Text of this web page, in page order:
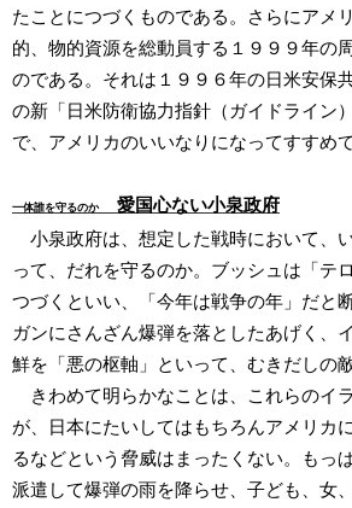
たことにつづくものである。さらにアメ
的、物的資源を総動員する１９９９年の
のである。それは１９９６年の日米安保
の新「日米防衛協力指針（ガイドライン
で、アメリカのいいなりになってすすめ
一体誰を守るのか
愛国心ない小泉政府
小泉政府は、想定した戦時において、
って、だれを守るのか。ブッシュは「テ
つづくといい、「今年は戦争の年」だと
ガンにさんざん爆弾を落としたあげく、
鮮を「悪の枢軸」といって、むきだしの
きわめて明らかなことは、これらのイ
が、日本にたいしてはもちろんアメリカ
るなどという脅威はまったくない。もっ
派遣して爆弾の雨を降らせ、子ども、女